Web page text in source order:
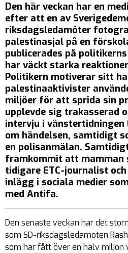
Den här veckan har en
efter att en av
riksdagsledamöter
palestinasjal på en
publicerades på
har väckt starka
Politikern motiverar sitt
palestinaaktivister
miljöer för att sprida sin
upplevde sig trakasserad
intervju i
om händelsen, samtidigt
en polisanmälan.
framkommit att mamman
tidigare ETC-journalist
inlägg i sociala medier
med Antifa.
Den senaste veckan har det
som SD-riksdagsledamoten
som har fått över en halv miljon